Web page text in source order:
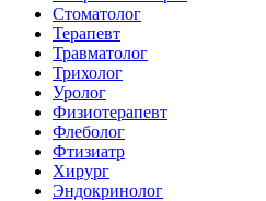
Стоматолог
Терапевт
Травматолог
Трихолог
Уролог
Физиотерапевт
Флеболог
Фтизиатр
Хирург
Эндокринолог